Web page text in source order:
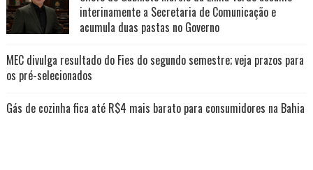
interinamente a Secretaria de Comunicação e
acumula duas pastas no Governo
MEC divulga resultado do Fies do segundo semestre; veja prazos para
os pré-selecionados
Gás de cozinha fica até R$4 mais barato para consumidores na Bahia